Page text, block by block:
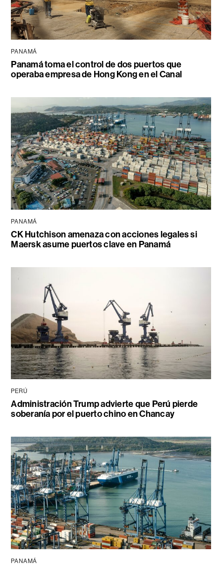
PANAMÁ
Panamá toma el control de dos puertos que
operaba empresa de Hong Kong en el Canal
PANAMÁ
CK Hutchison amenaza con acciones legales si
Maersk asume puertos clave en Panamá
PERÚ
Administración Trump advierte que Perú pierde
soberanía por el puerto chino en Chancay
PANAMÁ